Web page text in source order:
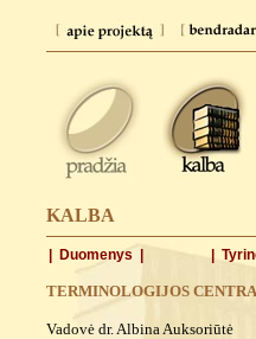
KALBA
| Duomenys | |
TERMINOLOGIJOS
Vadovė dr. Albina Auksoriūtė